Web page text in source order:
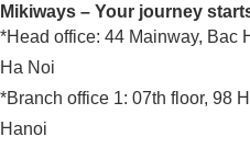
Mikiways – Your journey
*Head office: 44 Mainway, Bac
Ha Noi
*Branch office 1: 07th floor, 98
Hanoi